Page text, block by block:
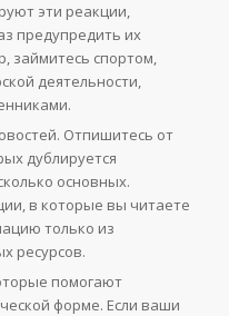
эти реакции,
предупредить их
займитесь спортом,
деятельности,
Отпишитесь от
дублируется
основных.
в которые вы читаете
только из
ресурсов.
помогают
форме. Если ваши